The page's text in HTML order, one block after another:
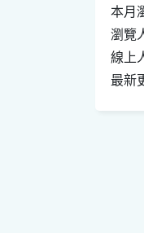
本月
瀏覽
線上
最新